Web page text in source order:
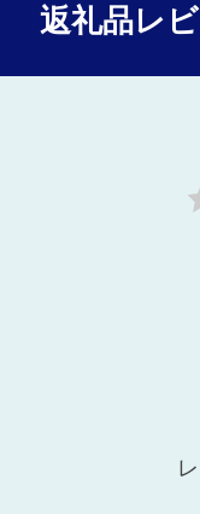
返礼品レ